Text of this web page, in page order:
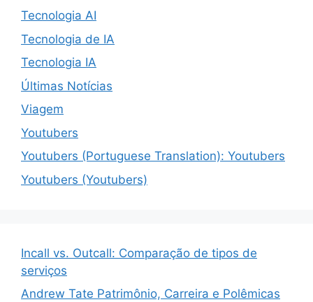
Tecnologia AI
Tecnologia de IA
Tecnologia IA
Últimas Notícias
Viagem
Youtubers
Youtubers (Portuguese Translation): Youtubers
Youtubers (Youtubers)
Incall vs. Outcall: Comparação de tipos de
serviços
Andrew Tate Patrimônio, Carreira e Polêmicas